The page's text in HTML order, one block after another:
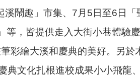
鬧趣」市集、7月5日至6日
，皆提供走入大街小巷體驗
彩繪大溪和慶典的美好。另
文化扎根進校成果小小飛龍